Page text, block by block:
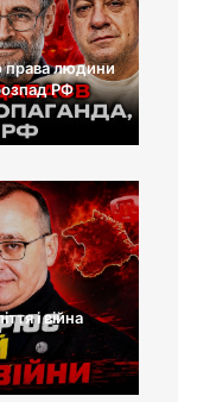
права людини
РФ
і війна